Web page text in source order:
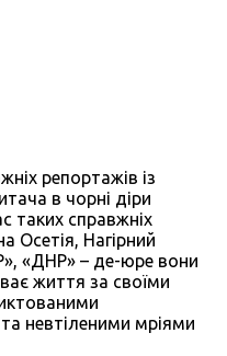
репортажів із
в чорні діри
таких справжніх
Осетія, Нагірний
«ДНР» – де-юре вони
життя за своїми
невтіленими мріями